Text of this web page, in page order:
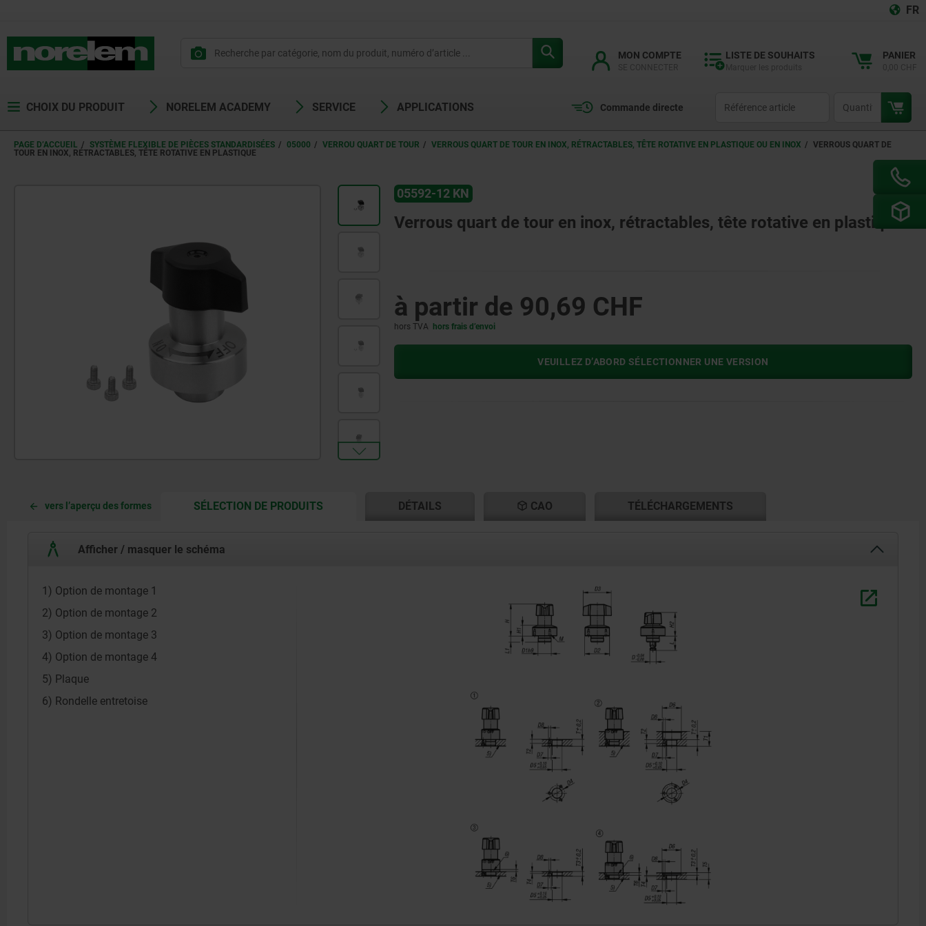
FR
MON COMPTE LISTE DE SOUHAITS PANIER
CHOIX DU PRODUIT NORELEM ACADEMY SERVICE APPLICATIONS Commande directe
PAGE D’ACCUEIL SYSTÈME FLEXIBLE DE PIÈCES STANDARDISÉES 05000 VERROU QUART DE TOUR VERROUS QUART DE TOUR EN INOX, RÉTRACTABLES, TÊTE ROTATIVE EN PLASTIQUE OU EN INOX
VERROUS QUART DE
TOUR EN INOX, RÉTRACTABLES, TÊTE ROTATIVE EN PLASTIQUE
05592-12 KN
Verrous quart de tour en inox, rétractables, tête rotative en plastique
à partir de 90,69 CHF
hors TVA hors frais d’envoi
VEUILLEZ D’ABORD SÉLECTIONNER UNE VERSION
vers l’aperçu des formes SÉLECTION DE PRODUITSCURRENT
CURRENT
DÉTAILS CAO TÉLÉCHARGEMENTS
Afficher / masquer le schéma
1) Option de montage 1
2) Option de montage 2
3) Option de montage 3
4) Option de montage 4
5) Plaque
6) Rondelle entretoise